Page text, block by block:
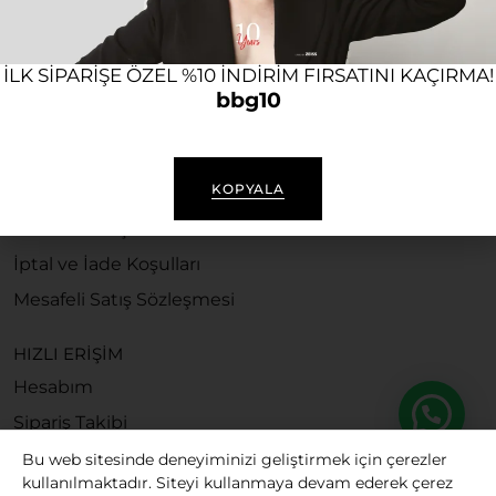
İptal ve İade Koşulları
Mesafeli Satış Sözleşmesi
HIZLI ERİŞİM
Hesabım
Sipariş Takibi
Bu web sitesinde deneyiminizi geliştirmek için çerezler
kullanılmaktadır. Siteyi kullanmaya devam ederek çerez
ILK SIPARIŞE ÖZEL %10 INDIRIM FIRSATINI KAÇIRMA!
bbg10
KOPYALA